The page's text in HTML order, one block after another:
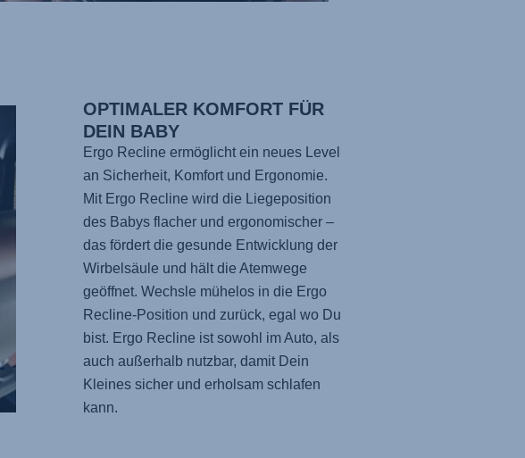
OPTIMALER KOMFORT FÜR
DEIN BABY
Ergo Recline ermöglicht ein neues Level
an Sicherheit, Komfort und Ergonomie.
Mit Ergo Recline wird die Liegeposition
des Babys flacher und ergonomischer –
das fördert die gesunde Entwicklung der
Wirbelsäule und hält die Atemwege
geöffnet. Wechsle mühelos in die Ergo
Recline-Position und zurück, egal wo Du
bist. Ergo Recline ist sowohl im Auto, als
auch außerhalb nutzbar, damit Dein
Kleines sicher und erholsam schlafen
kann.